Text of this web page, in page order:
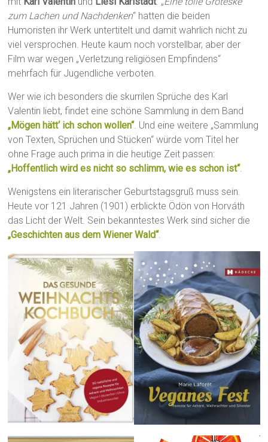
zum Lachen und Nachdenken“ hatten die beiden
Humoristen ihr Werk untertitelt und damit wahrlich nicht zu
viel versprochen. Heute kaum noch vorstellbar, aber der
Film war wegen „Verletzung religiösen Empfindens“
mehrfach für Jugendliche verboten.
Wer wie ich besonders die skurrilen Sprüche des Karl
Valentin liebt, findet eine schöne Sammlung in dem Band
„Mögen hätt‘ ich schon wollen“. Und eine weitere „Sammlung
von Texten, Sprüchen und Stücken“ würde vom Titel her
ohne Frage auch prima in die heutige Zeit passen:
„Hoffentlich wird es nicht so schlimm, wie es schon ist“.
Wenigstens ein literarischer Geburtstagsgruß muss sein.
Heute vor 121 Jahren (1901) erblickte Ödön von Horváth
das Licht der Welt. Sein bekanntestes Werk sind sicher die
„Geschichten aus dem Wiener Wald“.